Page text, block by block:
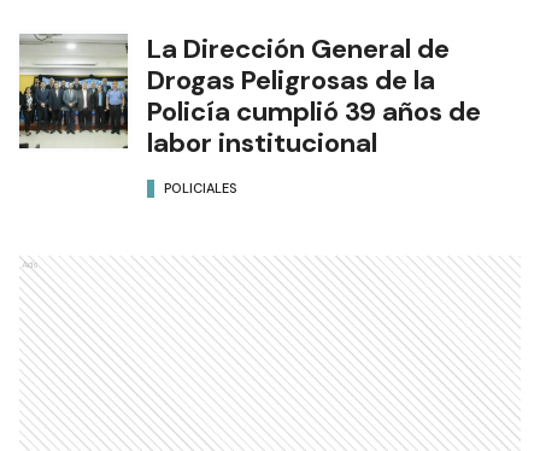
La Dirección General de
Drogas Peligrosas de la
Policía cumplió 39 años de
labor institucional
POLICIALES
Ads